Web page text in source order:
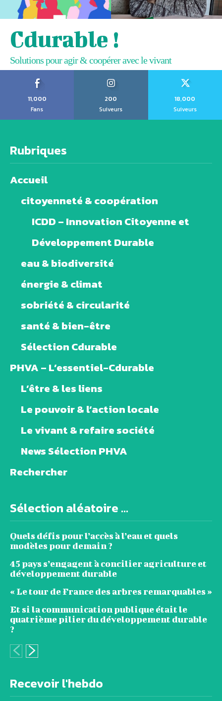
Cdurable !
Solutions pour agir & coopérer avec le vivant
11,000
Fans
200
Suiveurs
18,000
Suiveurs
Rubriques
Accueil
citoyenneté & coopération
ICDD – Innovation Citoyenne et
Développement Durable
eau & biodiversité
énergie & climat
sobriété & circularité
santé & bien-être
Sélection Cdurable
PHVA – L’essentiel-Cdurable
L’être & les liens
Le pouvoir & l’action locale
Le vivant & refaire société
News Sélection PHVA
Rechercher
Sélection aléatoire ...
Quels défis pour l’accès à l’eau et quels
modèles pour demain ?
45 pays s’engagent à concilier agriculture et
développement durable
« Le tour de France des arbres remarquables »
Et si la communication publique était le
quatrième pilier du développement durable
?
Recevoir l'hebdo